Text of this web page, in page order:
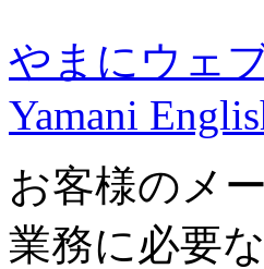
やまにウェ
Yamani
お客様のメ
業務に必要